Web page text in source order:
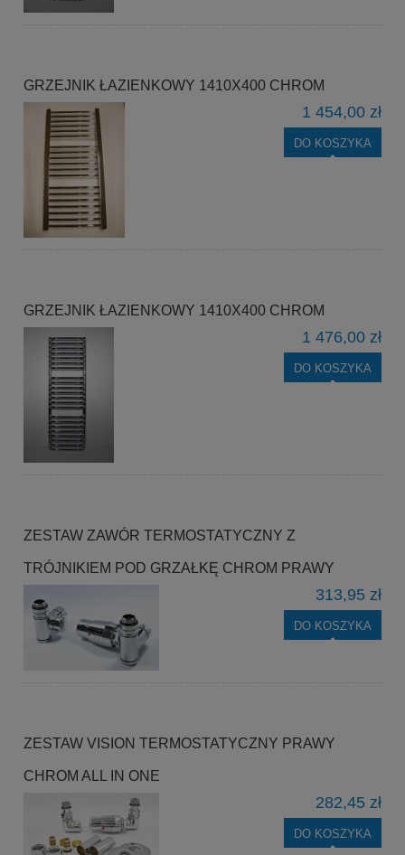
GRZEJNIK ŁAZIENKOWY 1410X400 CHROM
1 454,00 zł
DO KOSZYKA
GRZEJNIK ŁAZIENKOWY 1410X400 CHROM
1 476,00 zł
DO KOSZYKA
ZESTAW ZAWÓR TERMOSTATYCZNY Z
TRÓJNIKIEM POD GRZAŁKĘ CHROM PRAWY
313,95 zł
DO KOSZYKA
ZESTAW VISION TERMOSTATYCZNY PRAWY
CHROM ALL IN ONE
282,45 zł
DO KOSZYKA